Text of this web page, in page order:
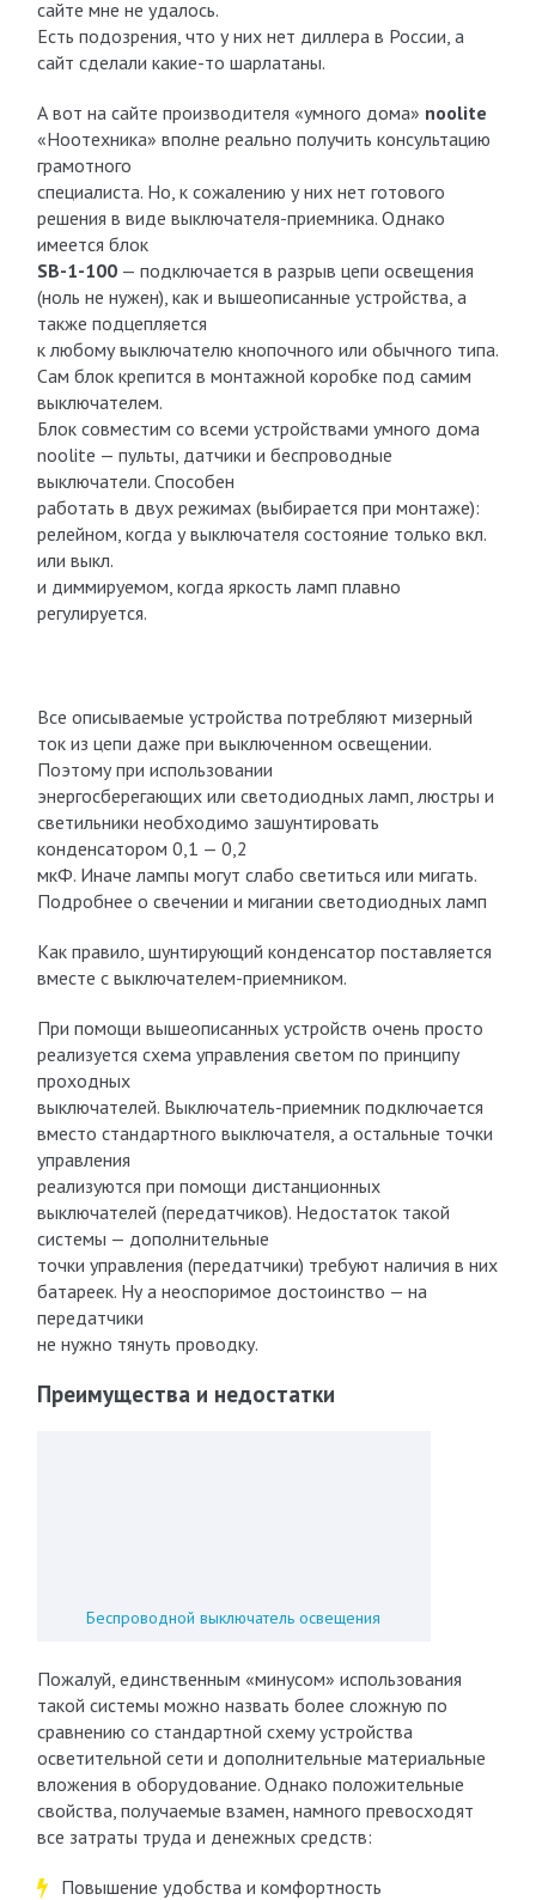
сайте мне не удалось.
Есть подозрения, что у них нет диллера в России, а
сайт сделали какие-то шарлатаны.
А вот на сайте производителя «умного дома» noolite
«Ноотехника» вполне реально получить консультацию
грамотного
специалиста. Но, к сожалению у них нет готового
решения в виде выключателя-приемника. Однако
имеется блок
SB-1-100— подключается в разрыв цепи освещения
(ноль не нужен), как и вышеописанные устройства, а
также подцепляется
к любому выключателю кнопочного или обычного типа.
Сам блок крепится в монтажной коробке под самим
выключателем.
Блок совместим со всеми устройствами умного дома
noolite — пульты, датчики и беспроводные
выключатели. Способен
работать в двух режимах (выбирается при монтаже):
релейном, когда у выключателя состояние только вкл.
или выкл.
и диммируемом, когда яркость ламп плавно
регулируется.
Все описываемые устройства потребляют мизерный
ток из цепи даже при выключенном освещении.
Поэтому при использовании
энергосберегающих или светодиодных ламп, люстры и
светильники необходимо зашунтировать
конденсатором 0,1 — 0,2
мкФ. Иначе лампы могут слабо светиться или мигать.
Подробнее о свечении и мигании светодиодных ламп
Как правило, шунтирующий конденсатор поставляется
вместе с выключателем-приемником.
При помощи вышеописанных устройств очень просто
реализуется схема управления светом по принципу
проходных
выключателей. Выключатель-приемник подключается
вместо стандартного выключателя, а остальные точки
управления
реализуются при помощи дистанционных
выключателей (передатчиков). Недостаток такой
системы — дополнительные
точки управления (передатчики) требуют наличия в них
батареек. Ну а неоспоримое достоинство — на
передатчики
не нужно тянуть проводку.
Преимущества и недостатки
Беспроводной выключатель освещения
Пожалуй, единственным «минусом» использования
такой системы можно назвать более сложную по
сравнению со стандартной схему устройства
осветительной сети и дополнительные материальные
вложения в оборудование. Однако положительные
свойства, получаемые взамен, намного превосходят
все затраты труда и денежных средств:
Повышение удобства и комфортность